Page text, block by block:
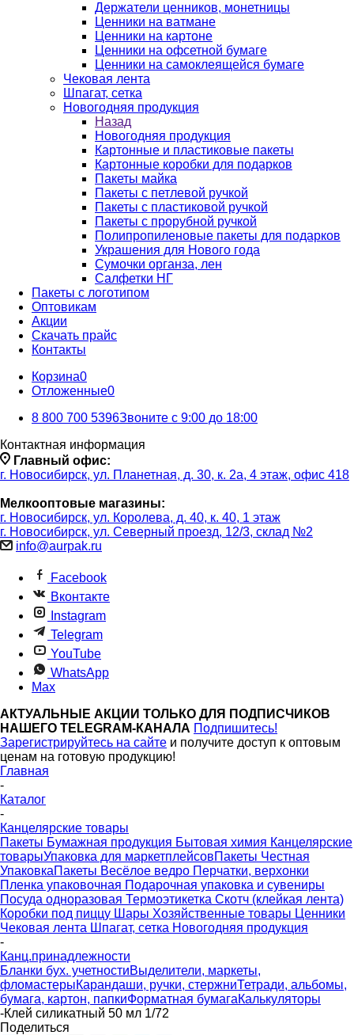
Держатели ценников, монетницы
Ценники на ватмане
Ценники на картоне
Ценники на офсетной бумаге
Ценники на самоклеящейся бумаге
Чековая лента
Шпагат, сетка
Новогодняя продукция
Назад
Новогодняя продукция
Картонные и пластиковые пакеты
Картонные коробки для подарков
Пакеты майка
Пакеты с петлевой ручкой
Пакеты с пластиковой ручкой
Пакеты с прорубной ручкой
Полипропиленовые пакеты для подарков
Украшения для Нового года
Сумочки органза, лен
Салфетки НГ
Пакеты с логотипом
Оптовикам
Акции
Скачать прайс
Контакты
Корзина0
Отложенные0
8 800 700 5396Звоните с 9:00 до 18:00
Контактная информация
Главный офис:
г. Новосибирск, ул. Планетная, д. 30, к. 2а, 4 этаж, офис 418
Мелкооптовые магазины:
г. Новосибирск, ул. Королева, д. 40, к. 40, 1 этаж
г. Новосибирск, ул. Северный проезд, 12/3, ​склад №2
info@aurpak.ru
Facebook
Вконтакте
Instagram
Telegram
YouTube
WhatsApp
Max
АКТУАЛЬНЫЕ АКЦИИ ТОЛЬКО ДЛЯ ПОДПИСЧИКОВ
НАШЕГО TELEGRAM-КАНАЛА Подпишитесь!
Зарегистрируйтесь на сайте и получите доступ к оптовым
ценам на готовую продукцию!
Главная
-
Каталог
-
Канцелярские товары
Пакеты Бумажная продукция Бытовая химия Канцелярские
товарыУпаковка для маркетплейсовПакеты Честная
УпаковкаПакеты Весёлое ведро Перчатки, верхонки
Пленка упаковочная Подарочная упаковка и сувениры
Посуда одноразовая Термоэтикетка Скотч (клейкая лента)
Коробки под пиццу Шары Хозяйственные товары Ценники
Чековая лента Шпагат, сетка Новогодняя продукция
-
Канц.принадлежности
Бланки бух. учетностиВыделители, маркеты,
фломастерыКарандаши, ручки, стержниТетради, альбомы,
бумага, картон, папкиФорматная бумагаКалькуляторы
-Клей силикатный 50 мл 1/72
Поделиться